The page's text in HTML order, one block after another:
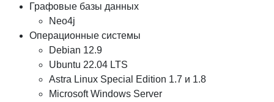
Графовые базы данных
Neo4j
Операционные системы
Debian 12.9
Ubuntu 22.04 LTS
Astra Linux Special Edition 1.7 и 1.8
Microsoft Windows Server